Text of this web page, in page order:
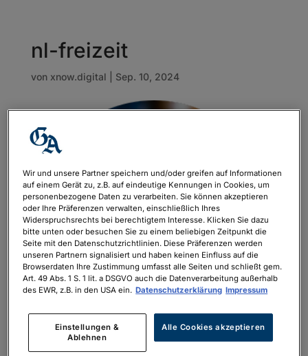
nl-freizeit
von xnow.digital Sep. 10, 2024
Wir und unsere Partner speichern und/oder greifen auf Informationen
auf einem Gerät zu, z.B. auf eindeutige Kennungen in Cookies, um
personenbezogene Daten zu verarbeiten. Sie können akzeptieren
oder Ihre Präferenzen verwalten, einschließlich Ihres
Widerspruchsrechts bei berechtigtem Interesse. Klicken Sie dazu
bitte unten oder besuchen Sie zu einem beliebigen Zeitpunkt die
Seite mit den Datenschutzrichtlinien. Diese Präferenzen werden
unseren Partnern signalisiert und haben keinen Einfluss auf die
Browserdaten Ihre Zustimmung umfasst alle Seiten und schließt gem.
Art. 49 Abs. 1 S. 1 lit. a DSGVO auch die Datenverarbeitung außerhalb
des EWR, z.B. in den USA ein. Datenschutzerklärung Impressum
Einstellungen &
Ablehnen
Alle Cookies akzeptieren